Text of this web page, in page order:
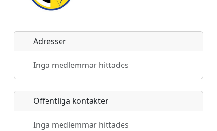
Adresser
Inga medlemmar hittades
Offentliga kontakter
Inga medlemmar hittades